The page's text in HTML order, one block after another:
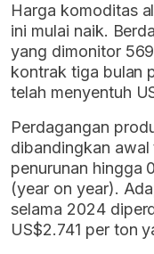
Harga komoditas
ini mulai naik.
yang dimonitor
kontrak tiga bulan
telah menyentuh
Perdagangan
dibandingkan awal
penurunan hingga
(year on year).
selama 2024
US$2.741 per ton